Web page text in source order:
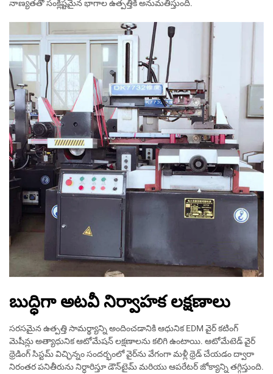
నాణ్యతతో సంక్లిష్టమైన భాగాల ఉత్పత్తికి అనుమతిస్తుంది.
బుద్ధిగా అటవీ నిర్వాహక లక్షణాలు
సరసమైన ఉత్పత్తి సామర్థ్యాన్ని అందించడానికి ఆధునిక EDM వైర్ కటింగ్
మెషీన్లు అత్యాధునిక ఆటోమేషన్ లక్షణాలను కలిగి ఉంటాయి. ఆటోమేటెడ్ వైర్
థ్రెడింగ్ సిస్టమ్ విచ్ఛిన్నం సందర్భంలో వైర్‌ను వేగంగా మళ్లీ థ్రెడ్ చేయడం ద్వారా
నిరంతర పనితీరును నిర్ధారిస్తూ డౌన్‌టైమ్ మరియు ఆపరేటర్ జోక్యాన్ని తగ్గిస్తుంది.